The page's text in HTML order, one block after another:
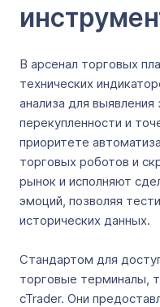
В арсенал торговых
технических
анализа для
перекупленности и
приоритете
торговых роботов и
рынок и исполняют
эмоций, позволяя
исторических данных.
Стандартом для
торговые терминалы,
cTrader. Они